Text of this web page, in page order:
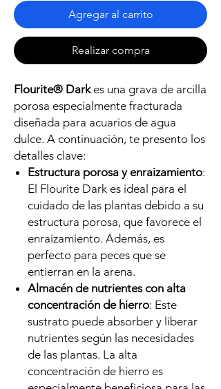
Agregar al carrito
Realizar compra
Flourite® Darkes una grava de arcilla
porosa especialmente fracturada
diseñada para acuarios de agua
dulce. A continuación, te presento los
detalles clave:
Estructura porosa y enraizamiento:
El Flourite Dark es ideal para el
cuidado de las plantas debido a su
estructura porosa, que favorece el
enraizamiento. Además, es
perfecto para peces que se
entierran en la arena.
Almacén de nutrientes con alta
concentración de hierro: Este
sustrato puede absorber y liberar
nutrientes según las necesidades
de las plantas. La alta
concentración de hierro es